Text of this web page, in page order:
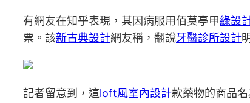
有網友在知乎表現，其因病服用佰莫亭甲綠設
票。該新古典設計網友稱，翻說牙醫診所設計
記者留意到，這loft風室內設計款藥物的商品